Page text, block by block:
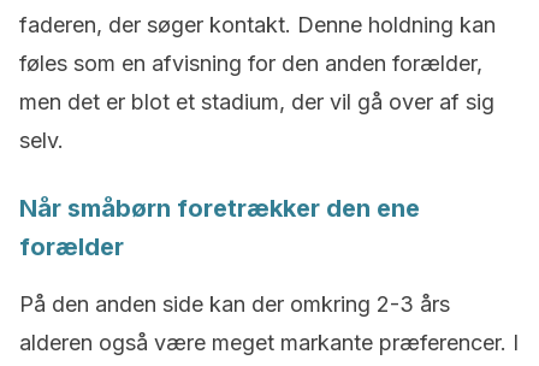
faderen, der søger kontakt. Denne holdning kan
føles som en afvisning for den anden forælder,
men det er blot et stadium, der vil gå over af sig
selv.
Når småbørn foretrækker den ene
forælder
På den anden side kan der omkring 2-3 års
alderen også være meget markante præferencer. I